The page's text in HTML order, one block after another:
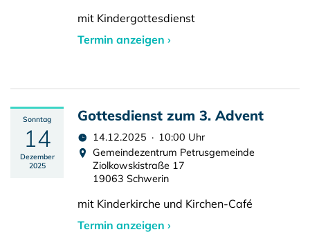
mit Kindergottesdienst
Termin anzeigen ›
Sonntag
14
Dezember
2025
Gottesdienst zum 3. Advent
14.12.2025 · 10:00 Uhr
Gemeindezentrum Petrusgemeinde
Ziolkowskistraße 17
19063 Schwerin
mit Kinderkirche und Kirchen-Café
Termin anzeigen ›